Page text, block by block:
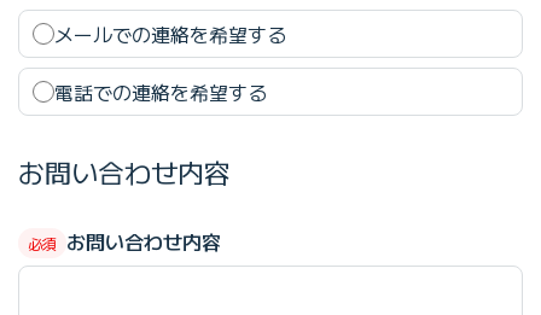
メールでの連絡を希望する
電話での連絡を希望する
お問い合わせ内容
お問い合わせ内容